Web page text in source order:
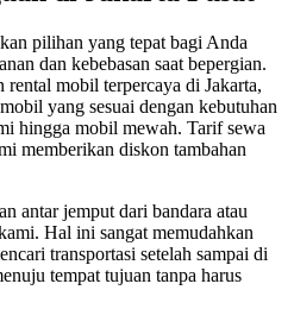
pilihan yang tepat bagi Anda
dan kebebasan saat bepergian.
rental mobil terpercaya di Jakarta,
yang sesuai dengan kebutuhan
hingga mobil mewah. Tarif sewa
memberikan diskon tambahan
antar jemput dari bandara atau
Hal ini sangat memudahkan
transportasi setelah sampai di
tempat tujuan tanpa harus